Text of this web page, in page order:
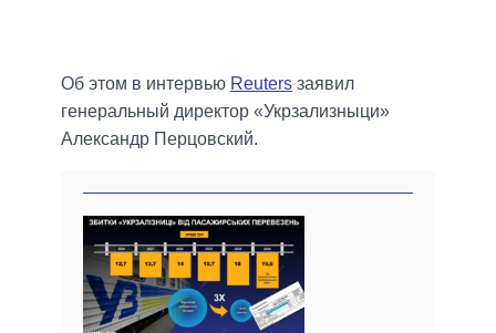
Об этом в интервью Reuters заявил
генеральный директор «Укрзализныци»
Александр Перцовский.